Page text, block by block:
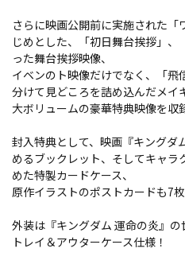
さらに映画公開前に実施された
じめとした、「初日舞台挨拶」
った舞台挨拶映像、
イベンのト映像だけでなく、「飛
分けて見どころを詰め込んだメイ
大ボリュームの豪華特典映像を収
封入特典として、映画『キングダ
めるブックレット、そしてキャラ
めた特製カードケース、
原作イラストのポストカードも7
外装は『キングダム 運命の炎』
トレイ＆アウターケース仕様！